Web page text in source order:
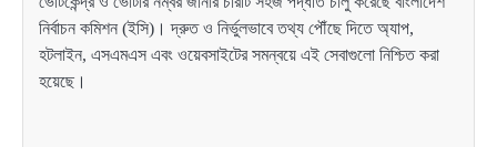
নির্বাচন কমিশন (ইসি)। দ্রুত ও নির্ভুলভাবে তথ্য পৌঁছে দিতে অ্যাপ,
হটলাইন, এসএমএস এবং ওয়েবসাইটের সমন্বয়ে এই সেবাগুলো নিশ্চিত করা
হয়েছে।